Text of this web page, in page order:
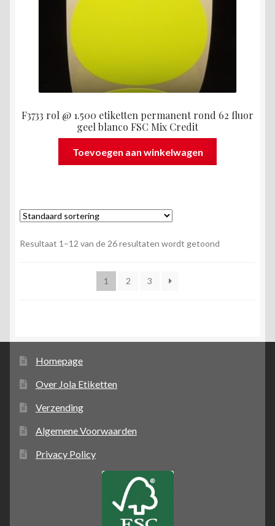
F3733 rol @ 1.500 etiketten permanent rond 62 fluor
geel blanco FSC Mix Credit
Toevoegen aan winkelwagen
Resultaat 1–12 van de 26 resultaten wordt getoond
1 2 3
Homepage
Over Jola Etiketten
Verzending
Algemene Voorwaarden
Privacy Policy